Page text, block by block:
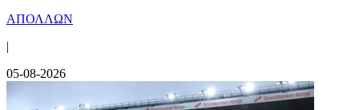
ΑΠΟΛΛΩΝ
|
05-08-2026